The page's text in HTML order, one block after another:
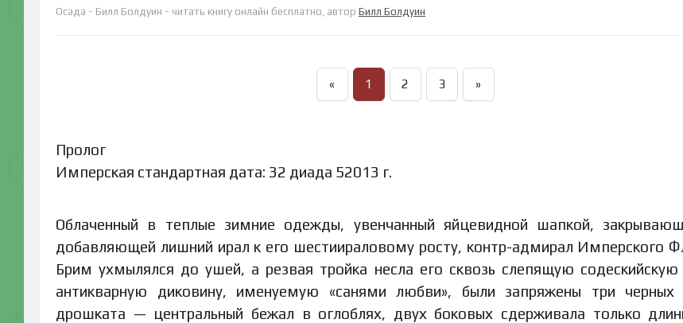
Осада - Билл Болдуин - читать книгу онлайн бесплатно, автор Билл Болдуин
« 1 2 3 »
Пролог
Имперская стандартная дата: 32 диада 52013 г.
Облаченный в теплые зимние одежды, увенчанный яйцевидной шапкой,
добавляющей лишний ирал к его шестиираловому росту, контр-адмирал Имперского
Брим ухмылялся до ушей, а резвая тройка несла его сквозь слепящую
антикварную диковину, именуемую «санями любви», были запряжены три черных
дрошката — центральный бежал в оглоблях, двух боковых сдерживала только